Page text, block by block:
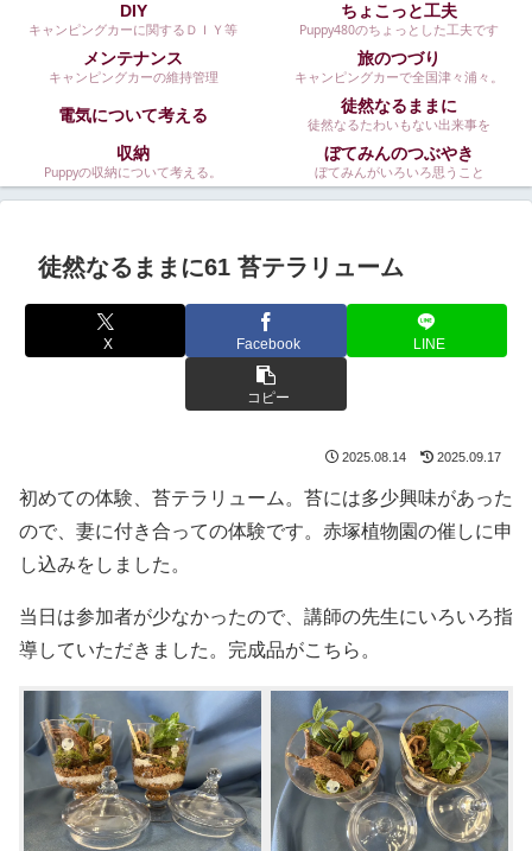
DIY
キャンピングカーに関するＤＩＹ等
ちょこっと工夫
Puppy480のちょっとした工夫です
メンテナンス
キャンピングカーの維持管理
旅のつづり
キャンピングカーで全国津々浦々。
電気について考える 徒然なるままに
徒然なるたわいもない出来事を
収納
Puppyの収納について考える。
ぼてみんのつぶやき
ぼてみんがいろいろ思うこと
徒然なるままに61 苔テラリューム
X Facebook LINE
コピー
2025.08.14 2025.09.17
初めての体験、苔テラリューム。苔には多少興味があった
ので、妻に付き合っての体験です。赤塚植物園の催しに申
し込みをしました。
当日は参加者が少なかったので、講師の先生にいろいろ指
導していただきました。完成品がこちら。